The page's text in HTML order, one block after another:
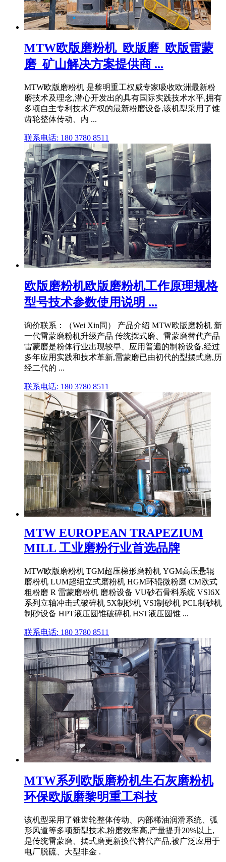
MTW欧版磨粉机_欧版磨_欧版雷蒙
磨_矿山解决方案提供商 ...
MTW欧版磨粉机 是黎明重工权威专家吸收欧洲最新粉
磨技术及理念,潜心开发出的具有国际实践技术水平,拥有
多项自主专利技术产权的最新粉磨设备,该机型采用了锥
齿轮整体传动、内 ...
联系电话: 180 3780 8511
欧版磨粉机欧版磨粉机工作原理规格
型号技术参数使用说明 ...
询价联系：（Wei Xin同） 产品介绍 MTW欧版磨粉机 新
一代雷蒙磨粉机升级产品 传统摆式磨、雷蒙磨替代产品
雷蒙磨是粉体行业出现较早、应用普遍的制粉设备,经过
多年应用实践和技术革新,雷蒙磨已由初代的型摆式磨,历
经二代的 ...
联系电话: 180 3780 8511
MTW EUROPEAN TRAPEZIUM
MILL 工业磨粉行业首选品牌
MTW欧版磨粉机 TGM超压梯形磨粉机 YGM高压悬辊
磨粉机 LUM超细立式磨粉机 HGM环辊微粉磨 CM欧式
粗粉磨 R 雷蒙磨粉机 磨粉设备 VU砂石骨料系统 VSI6X
系列立轴冲击式破碎机 5X制砂机 VSI制砂机 PCL制砂机
制砂设备 HPT液压圆锥破碎机 HST液压圆锥 ...
联系电话: 180 3780 8511
MTW系列欧版磨粉机生石灰磨粉机
环保欧版磨黎明重工科技
该机型采用了锥齿轮整体传动、内部稀油润滑系统、弧
形风道等多项新型技术,粉磨效率高,产量提升20%以上,
是传统雷蒙磨、摆式磨更新换代替代产品,被广泛应用于
电厂脱硫、大型非金 .